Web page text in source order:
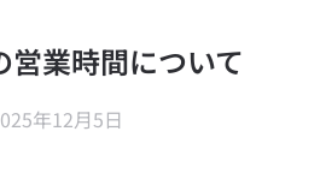
営業時間について
年12月5日